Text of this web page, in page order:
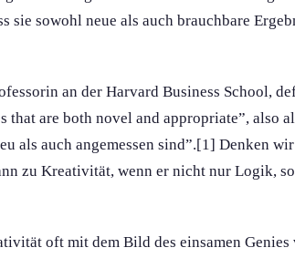
sie sowohl neue als auch brauchbare
an der Harvard Business School,
that are both novel and appropriate”, also
als auch angemessen sind”.[1] Denken
zu Kreativität, wenn er nicht nur Logik,
oft mit dem Bild des einsamen